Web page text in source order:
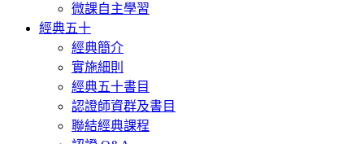
微課自主學習
經典五十
經典簡介
實施細則
經典五十書目
認證師資群及書目
聯結經典課程